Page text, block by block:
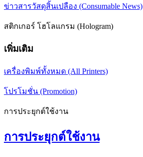
ข่าวสารวัสดุสิ้นเปลือง (Consumable News)
สติกเกอร์ โฮโลแกรม (Hologram)
เพิ่มเติม
เครื่องพิมพ์ทั้งหมด (All Printers)
โปรโมชั่น (Promotion)
การประยุกต์ใช้งาน
การประยุกต์ใช้งาน